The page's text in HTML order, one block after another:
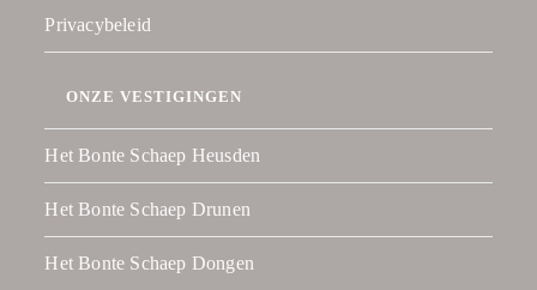
Privacybeleid
ONZE VESTIGINGEN
Het Bonte Schaep Heusden
Het Bonte Schaep Drunen
Het Bonte Schaep Dongen